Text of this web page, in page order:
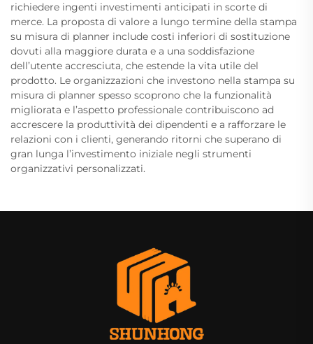
richiedere ingenti investimenti anticipati in scorte di
merce. La proposta di valore a lungo termine della stampa
su misura di planner include costi inferiori di sostituzione
dovuti alla maggiore durata e a una soddisfazione
dell’utente accresciuta, che estende la vita utile del
prodotto. Le organizzazioni che investono nella stampa su
misura di planner spesso scoprono che la funzionalità
migliorata e l’aspetto professionale contribuiscono ad
accrescere la produttività dei dipendenti e a rafforzare le
relazioni con i clienti, generando ritorni che superano di
gran lunga l’investimento iniziale negli strumenti
organizzativi personalizzati.